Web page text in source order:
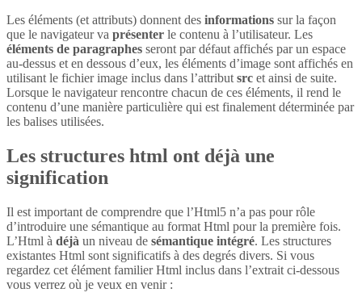
Les éléments (et attributs) donnent des informations sur la façon
que le navigateur va présenter le contenu à l’utilisateur. Les
éléments de paragraphes seront par défaut affichés par un espace
au-dessus et en dessous d’eux, les éléments d’image sont affichés en
utilisant le fichier image inclus dans l’attribut src et ainsi de suite.
Lorsque le navigateur rencontre chacun de ces éléments, il rend le
contenu d’une manière particulière qui est finalement déterminée par
les balises utilisées.
Les structures html ont déjà une
signification
Il est important de comprendre que l’Html5 n’a pas pour rôle
d’introduire une sémantique au format Html pour la première fois.
L’Html à déjà un niveau de sémantique intégré. Les structures
existantes Html sont significatifs à des degrés divers. Si vous
regardez cet élément familier Html inclus dans l’extrait ci-dessous
vous verrez où je veux en venir :